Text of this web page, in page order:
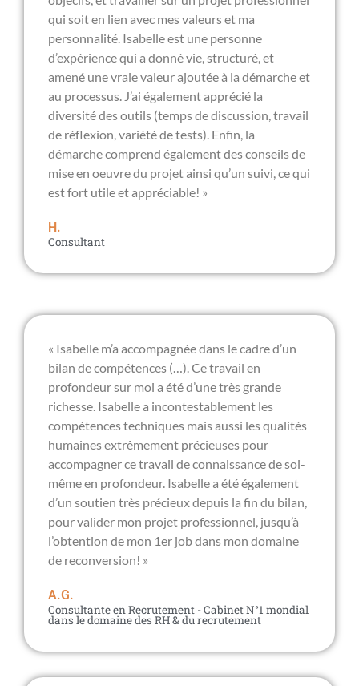
qui soit en lien avec mes valeurs et ma
personnalité. Isabelle est une personne
d’expérience qui a donné vie, structuré, et
amené une vraie valeur ajoutée à la démarche et
au processus. J’ai également apprécié la
diversité des outils (temps de discussion, travail
de réflexion, variété de tests). Enfin, la
démarche comprend également des conseils de
mise en oeuvre du projet ainsi qu’un suivi, ce qui
est fort utile et appréciable! »
H.
Consultant
« Isabelle m’a accompagnée dans le cadre d’un
bilan de compétences (…). Ce travail en
profondeur sur moi a été d’une très grande
richesse. Isabelle a incontestablement les
compétences techniques mais aussi les qualités
humaines extrêmement précieuses pour
accompagner ce travail de connaissance de soi-
même en profondeur. Isabelle a été également
d’un soutien très précieux depuis la fin du bilan,
pour valider mon projet professionnel, jusqu’à
l’obtention de mon 1er job dans mon domaine
de reconversion! »
A.G.
Consultante en Recrutement - Cabinet N°1 mondial
dans le domaine des RH & du recrutement